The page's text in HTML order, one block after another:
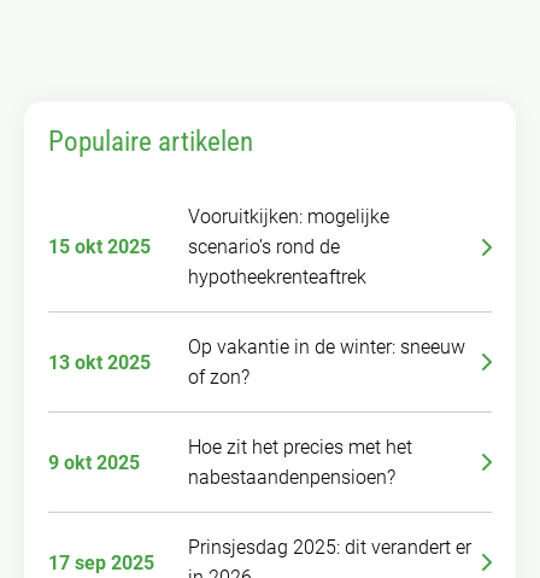
Populaire artikelen
15 okt 2025
Vooruitkijken: mogelijke
scenario’s rond de
hypotheekrenteaftrek
13 okt 2025
Op vakantie in de winter: sneeuw
of zon?
9 okt 2025
Hoe zit het precies met het
nabestaandenpensioen?
17 sep 2025
Prinsjesdag 2025: dit verandert er